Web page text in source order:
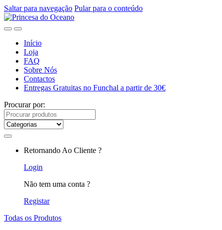
Saltar para navegação Pular para o conteúdo
Início
Loja
FAQ
Sobre Nós
Contactos
Entregas Gratuitas no Funchal a partir de 30€
Procurar por:
Retornando Ao Cliente ?
Login
Não tem uma conta ?
Registar
Todas os Produtos